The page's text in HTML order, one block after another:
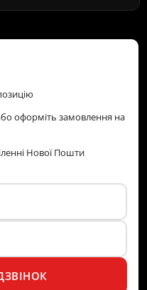
оформіть замовлення на
Нової Пошти